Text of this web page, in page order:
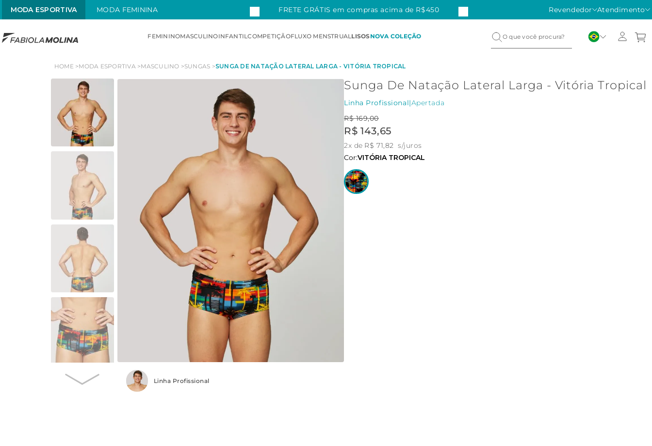
MODA ESPORTIVA MODA FEMININA
CUPOM 1ª COMPRA: FRETE GRÁTIS em compras acima de R$450 CUPOM 1ª COMPRA: BOASVINDASFM
Revendedor Atendimento
FEMININOMASCULINOINFANTILCOMPETIÇÃOFLUXO MENSTRUALLISOSNOVA COLEÇÃO
3º competição
4º
5º sunga
HOME MODA ESPORTIVA MASCULINO SUNGAS SUNGA DE NATAÇÃO LATERAL LARGA - VITÓRIA TROPICAL
Linha Profissional
Sunga De Natação Lateral Larga - Vitória Tropical
Linha Profissional|Apertada
R$ 169,00
R$ 143,65
2x de R$ 71,82 s/juros
Cor:VITÓRIA TROPICAL